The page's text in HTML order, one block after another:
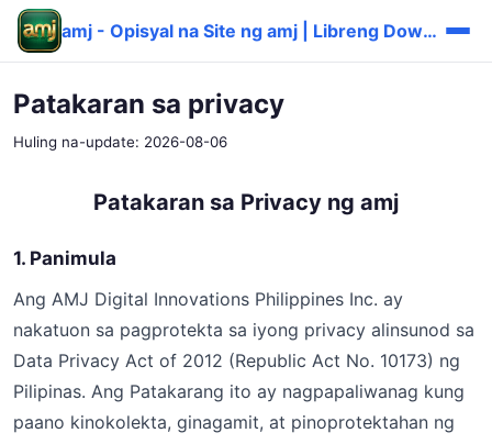
amj - Opisyal na Site ng amj | Libreng Download at Pagrehistro
Patakaran sa privacy
Huling na-update: 2026-08-06
Patakaran sa Privacy ng amj
1. Panimula
Ang AMJ Digital Innovations Philippines Inc. ay
nakatuon sa pagprotekta sa iyong privacy alinsunod sa
Data Privacy Act of 2012 (Republic Act No. 10173) ng
Pilipinas. Ang Patakarang ito ay nagpapaliwanag kung
paano kinokolekta, ginagamit, at pinoprotektahan ng